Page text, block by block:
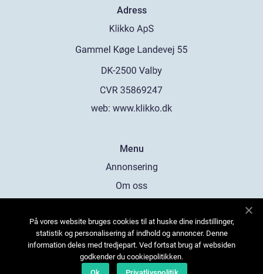
Adress
web: www.klikko.dk
Menu
Annonsering
Om oss
Kontakta oss
Sitemap
På vores website bruges cookies til at huske dine indstillinger,
statistik og personalisering af indhold og annoncer. Denne
information deles med tredjepart. Ved fortsat brug af websiden
godkender du cookiepolitikken.